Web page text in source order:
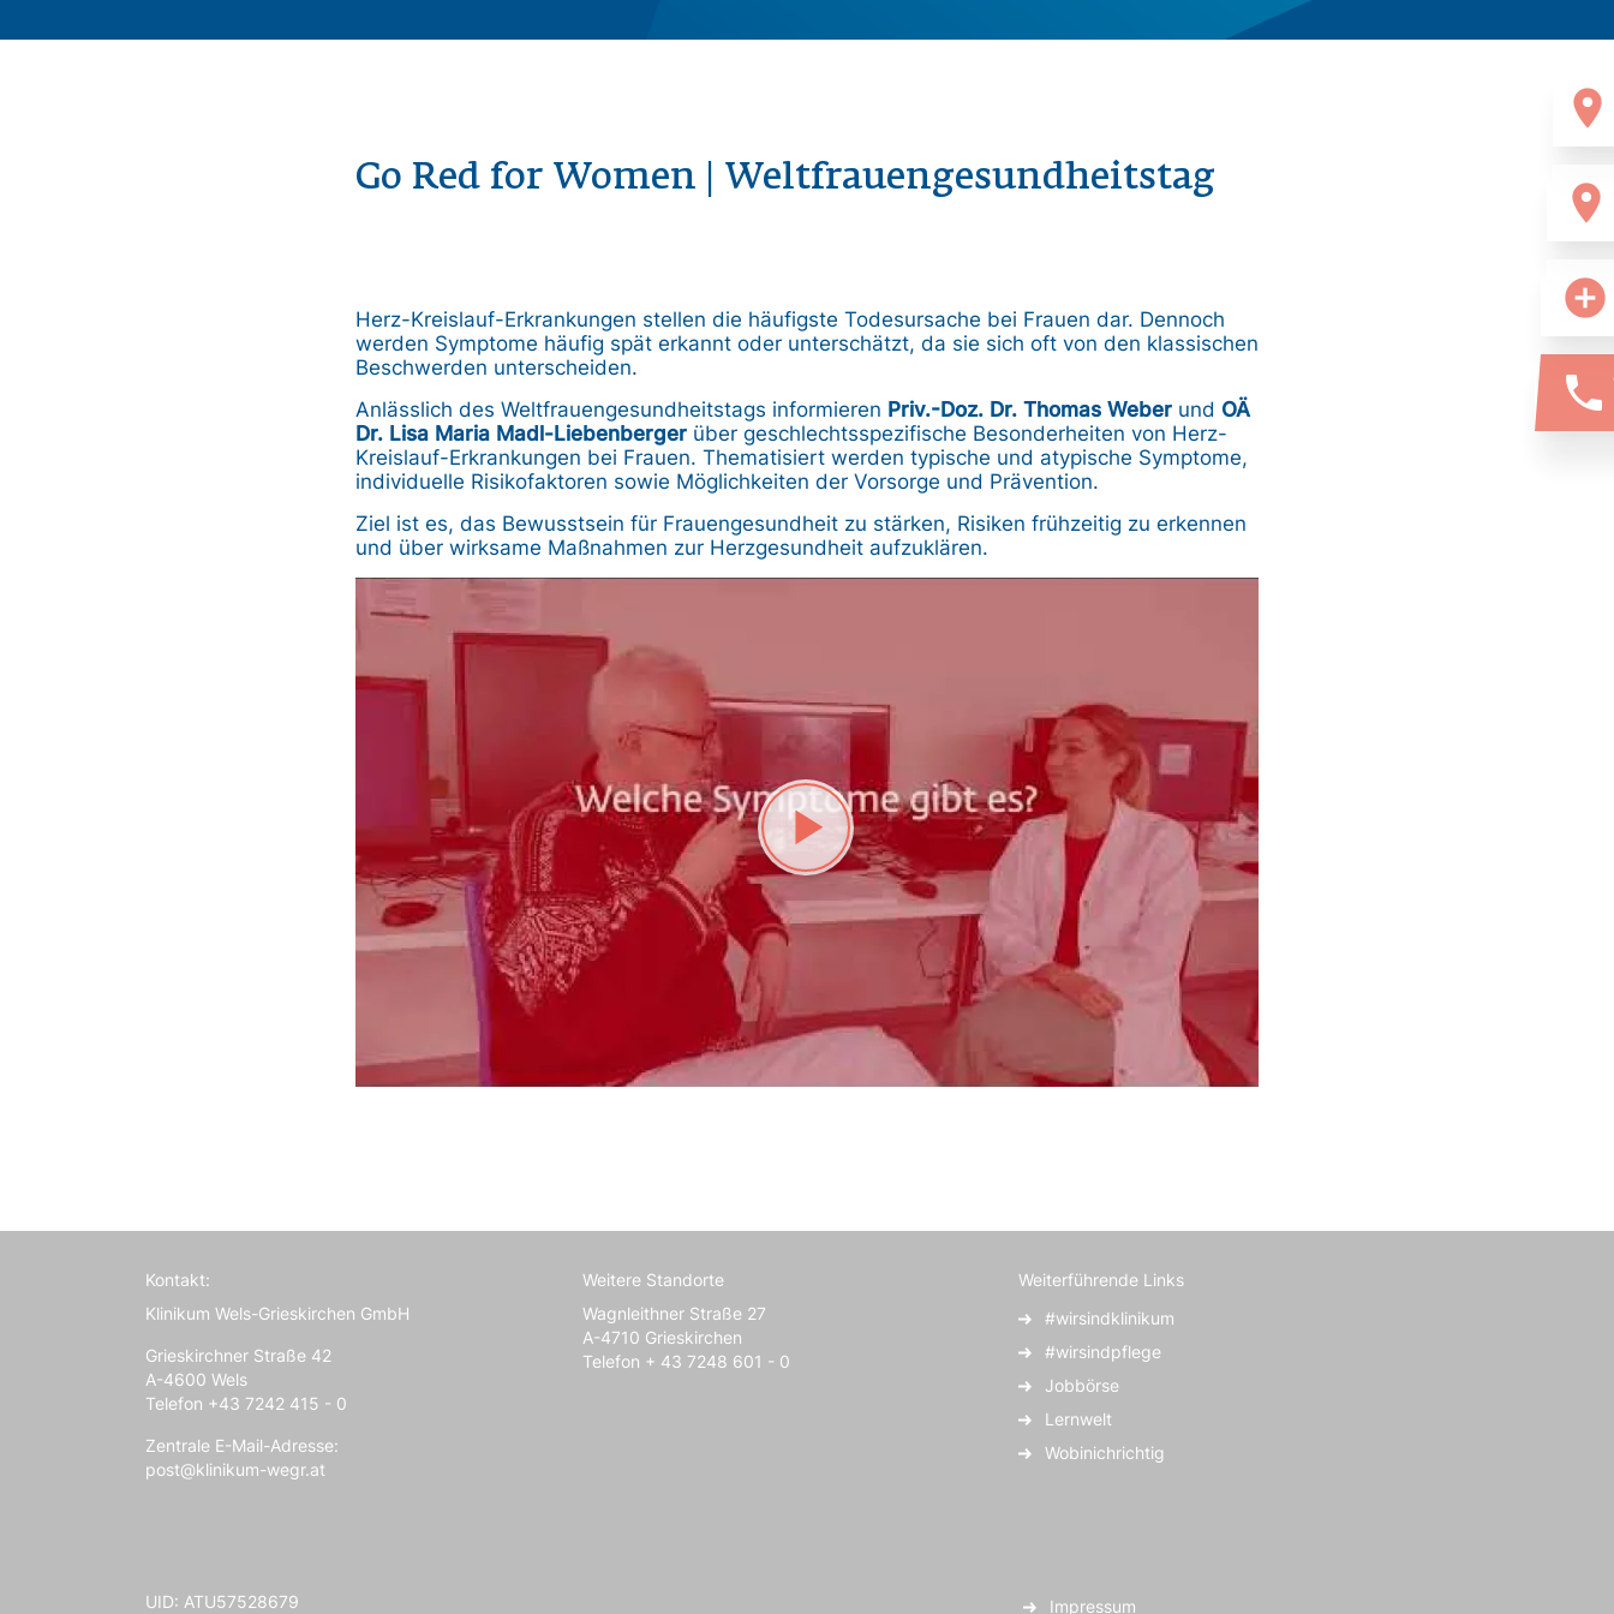
Go Red for Women | Weltfrauengesundheitstag
Herz-Kreislauf-Erkrankungen stellen die häufigste Todesursache bei Frauen dar. Dennoch
werden Symptome häufig spät erkannt oder unterschätzt, da sie sich oft von den klassischen
Beschwerden unterscheiden.
Anlässlich des Weltfrauengesundheitstags informieren Priv.-Doz. Dr. Thomas Weberund OÄ
Dr. Lisa Maria Madl-Liebenbergerüber geschlechtsspezifische Besonderheiten von Herz-
Kreislauf-Erkrankungen bei Frauen. Thematisiert werden typische und atypische Symptome,
individuelle Risikofaktoren sowie Möglichkeiten der Vorsorge und Prävention.
Ziel ist es, das Bewusstsein für Frauengesundheit zu stärken, Risiken frühzeitig zu erkennen
und über wirksame Maßnahmen zur Herzgesundheit aufzuklären.
location_on
location_on
add_circle
phone
Kontakt:
Klinikum Wels-Grieskirchen GmbH
Grieskirchner Straße 42
A-4600 Wels
Telefon +43 7242 415 - 0
Zentrale E-Mail-Adresse:
post@klinikum-wegr.at
Weitere Standorte
Wagnleithner Straße 27
A-4710 Grieskirchen
Telefon + 43 7248 601 - 0
Weiterführende Links
#wirsindklinikum
#wirsindpflege
Jobbörse
Lernwelt
Wobinichrichtig
UID: ATU57528679 Impressum